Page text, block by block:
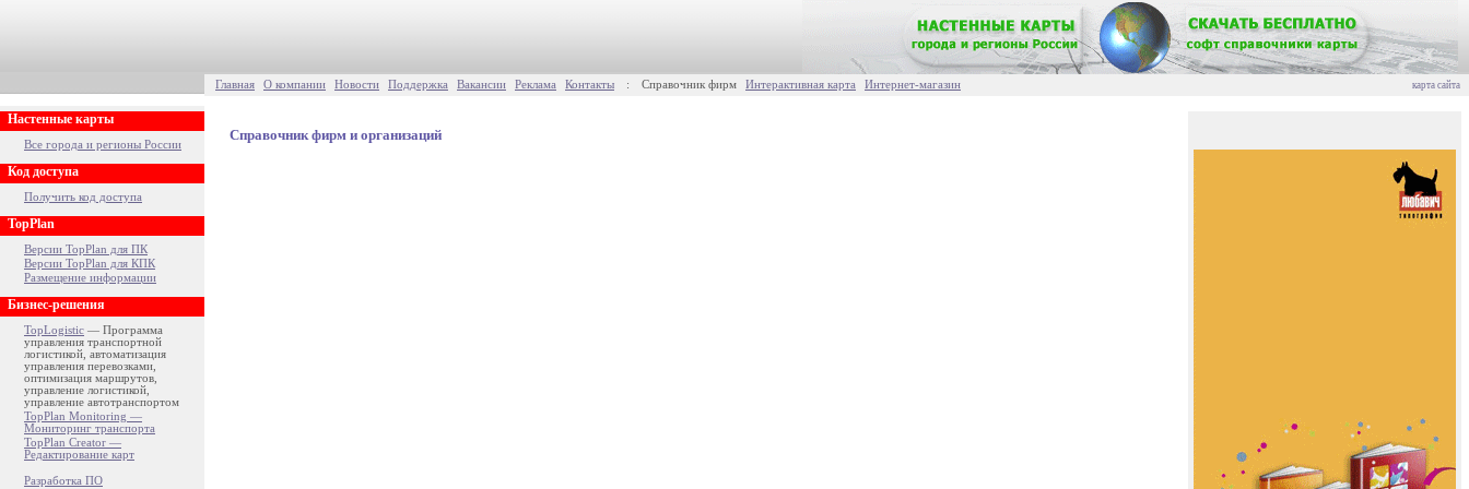
Главная О компании Новости Поддержка Вакансии Реклама Контакты : Справочник фирм Интерактивная карта Интернет-магазин карта сайта
Настенные карты
Все города и регионы России
Код доступа
Получить код доступа
TopPlan
Версии TopPlan для ПК
Версии TopPlan для КПК
Размещение информации
Бизнес-решения
TopLogistic — Программа
управления транспортной
логистикой, автоматизация
управления перевозками,
оптимизация маршрутов,
управление логистикой,
управление автотранспортом
TopPlan Monitoring —
Мониторинг транспорта
TopPlan Creator —
Редактирование карт
Разработка ПО
Справочник фирм и организаций